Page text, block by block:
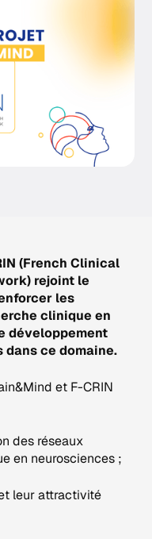
(French Clinical
rejoint le
les
clinique en
développement
ce domaine.
et F-CRIN
réseaux
en neurosciences ;
attractivité